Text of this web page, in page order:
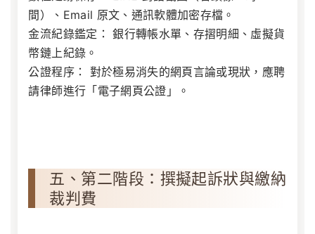
間）、Email 原文、通訊軟體加密存檔。
金流紀錄鑑定： 銀行轉帳水單、存摺明細、虛擬貨
幣鏈上紀錄。
公證程序：
對於極易消失的網頁言論或現狀，應聘
請律師進行「電子網頁公證」。
五、第二階段：撰擬起訴狀與繳納
裁判費